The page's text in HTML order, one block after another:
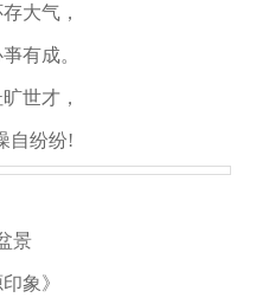
大气，
有成。
世才，
自纷纷!
景
象》